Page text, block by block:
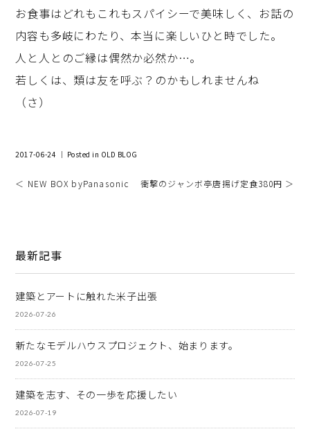
お食事はどれもこれもスパイシーで美味しく、お話の
内容も多岐にわたり、本当に楽しいひと時でした。
人と人とのご縁は偶然か必然か…。
若しくは、類は友を呼ぶ？のかもしれませんね
（さ）
2017-06-24 ｜ Posted in OLD BLOG
＜ NEW BOX byPanasonic 衝撃のジャンボ亭唐揚げ定食380円 ＞
最新記事
建築とアートに触れた米子出張
2026-07-26
新たなモデルハウスプロジェクト、始まります。
2026-07-25
建築を志す、その一歩を応援したい
2026-07-19